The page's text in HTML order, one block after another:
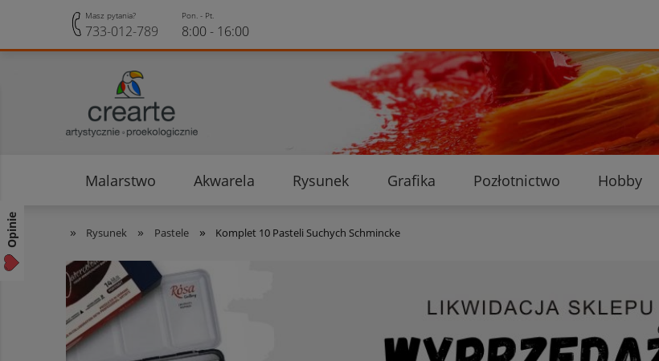
Malarstwo Akwarela Rysunek Grafika Pozłotnictwo Hobby
» Rysunek » Pastele » Komplet 10 Pasteli Suchych Schmincke
Masz pytania?
733-012-789
Pon. - Pt.
8:00 - 16:00
Opinie